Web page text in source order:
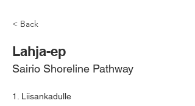
< Back
Lahja-ep
Sairio Shoreline Pathway
1. Liisankadulle